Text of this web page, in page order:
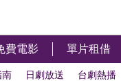
費電影 單片租借
南 日劇放送 台劇熱播